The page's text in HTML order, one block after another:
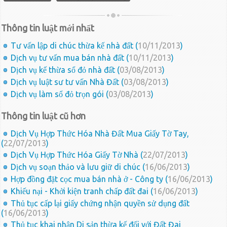
Thông tin luật mới nhất
Tư vấn lập di chúc thừa kế nhà đất (10/11/2013)
Dịch vụ tư vấn mua bán nhà đất (10/11/2013)
Dịch vụ kế thừa sổ đỏ nhà đất (03/08/2013)
Dịch vụ luật sư tư vấn Nhà Đất (03/08/2013)
Dịch vụ làm sổ đỏ trọn gói (03/08/2013)
Thông tin luật cũ hơn
Dịch Vụ Hợp Thức Hóa Nhà Đất Mua Giấy Tờ Tay,
(22/07/2013)
Dịch Vụ Hợp Thức Hóa Giấy Tờ Nhà (22/07/2013)
Dịch vụ soạn thảo và lưu giữ di chúc (16/06/2013)
Hợp đồng đặt cọc mua bán nhà ở - Công ty (16/06/2013)
Khiếu nại - Khởi kiện tranh chấp đất đai (16/06/2013)
Thủ tục cấp lại giấy chứng nhận quyền sử dụng đất
(16/06/2013)
Thủ tục khai nhận Di sản thừa kế đối với Đất Đai